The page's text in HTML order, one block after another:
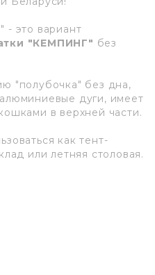
- это вариант
"КЕМПИНГ" без
"полубочка" без дна,
дуги, имеет
в верхней части.
как тент-
или летняя столовая.